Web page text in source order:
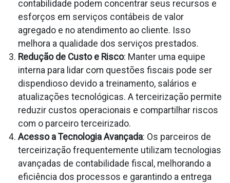
contabilidade podem concentrar seus recursos e
esforços em serviços contábeis de valor
agregado e no atendimento ao cliente. Isso
melhora a qualidade dos serviços prestados.
Redução de Custo e Risco: Manter uma equipe
interna para lidar com questões fiscais pode ser
dispendioso devido a treinamento, salários e
atualizações tecnológicas. A terceirização permite
reduzir custos operacionais e compartilhar riscos
com o parceiro terceirizado.
Acesso a Tecnologia Avançada: Os parceiros de
terceirização frequentemente utilizam tecnologias
avançadas de contabilidade fiscal, melhorando a
eficiência dos processos e garantindo a entrega